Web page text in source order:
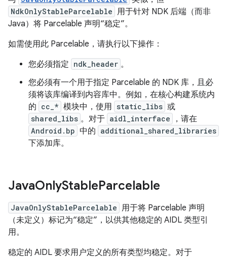
NdkOnlyStableParcelable 用于针对 NDK 后端（而非
Java）将 Parcelable 声明“稳定”。
如需使用此 Parcelable，请执行以下操作：
您必须指定 ndk_header 。
您必须有一个用于指定 Parcelable 的 NDK 库，且必
须将该库编译到内容库中。例如，在核心构建系统内
的 cc_* 模块中，使用 static_libs 或
shared_libs 。对于 aidl_interface ，请在
Android.bp 中的 additional_shared_libraries
下添加库。
JavaOnlyStableParcelable
JavaOnlyStableParcelable 用于将 Parcelable 声明
（未定义）标记为“稳定”，以供其他稳定的 AIDL 类型引
用。
稳定的 AIDL 要求用户定义的所有类型均稳定。对于